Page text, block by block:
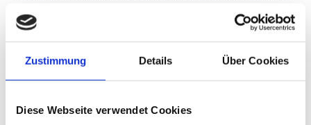
Zustimmung Details Über Cookies
Diese Webseite verwendet Cookies
Abwicklung zeit- und ressourcenintensiv. Darüber hinaus bleiben
Marktzugänge teilweise durch schwer zu erreichende
Mindestmengen an THG-Einsparungen verschlossen.
Das Leistungsangebot von „H2 Mobility“ umfasst die unterjährige
Vermarktung der Emissionseinsparungen, die rechtssichere